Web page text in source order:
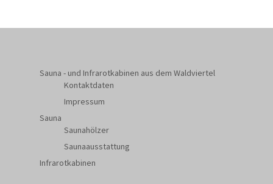
Sauna - und Infrarotkabinen aus dem Waldviertel
Kontaktdaten
Impressum
Sauna
Saunahölzer
Saunaausstattung
Infrarotkabinen